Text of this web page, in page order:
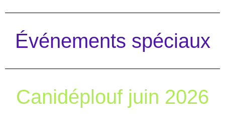
Événements spéciaux
Canidéplouf juin 2026